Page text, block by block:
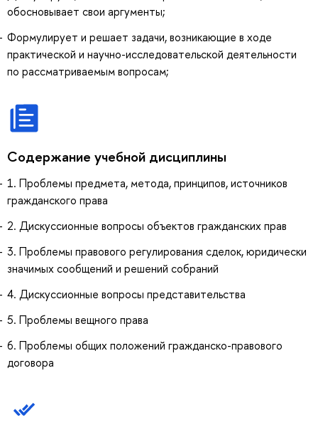
обосновывает свои аргументы;
Формулирует и решает задачи, возникающие в ходе
практической и научно-исследовательской деятельности
по рассматриваемым вопросам;
Содержание учебной дисциплины
1. Проблемы предмета, метода, принципов, источников
гражданского права
2. Дискуссионные вопросы объектов гражданских прав
3. Проблемы правового регулирования сделок, юридически
значимых сообщений и решений собраний
4. Дискуссионные вопросы представительства
5. Проблемы вещного права
6. Проблемы общих положений гражданско-правового
договора